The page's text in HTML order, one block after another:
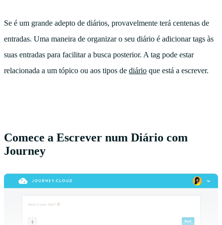
Se é um grande adepto de diários, provavelmente terá centenas de
entradas. Uma maneira de organizar o seu diário é adicionar tags às
suas entradas para facilitar a busca posterior. A tag pode estar
relacionada a um tópico ou aos tipos de diário que está a escrever.
Comece a Escrever num Diário com
Journey